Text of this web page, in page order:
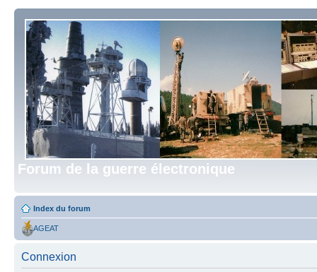
Forum de la guerre électronique
Index du forum
AGEAT
Connexion